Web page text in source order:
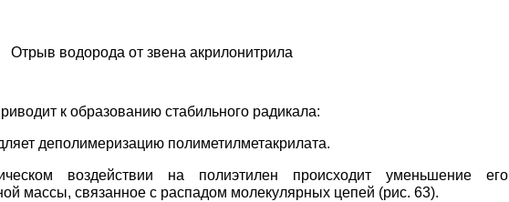
Отрыв водорода от звена акрилонитрила
к образованию стабильного радикала:
деполимеризацию полиметилметакрилата.
воздействии на полиэтилен происходит уменьшение его
массы, связанное с распадом молекулярных цепей (рис. 63).